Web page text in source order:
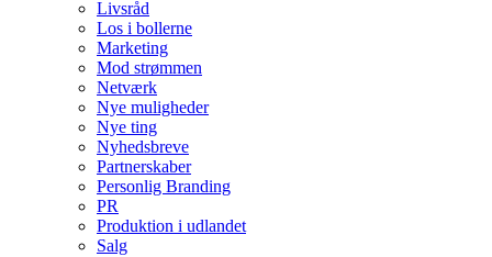
Livsråd
Los i bollerne
Marketing
Mod strømmen
Netværk
Nye muligheder
Nye ting
Nyhedsbreve
Partnerskaber
Personlig Branding
PR
Produktion i udlandet
Salg